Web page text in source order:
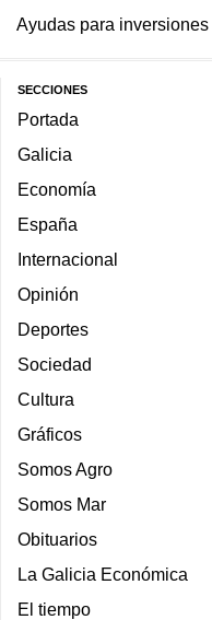
Ayudas para inversiones
SECCIONES
Portada
Galicia
Economía
España
Internacional
Opinión
Deportes
Sociedad
Cultura
Gráficos
Somos Agro
Somos Mar
Obituarios
La Galicia Económica
El tiempo